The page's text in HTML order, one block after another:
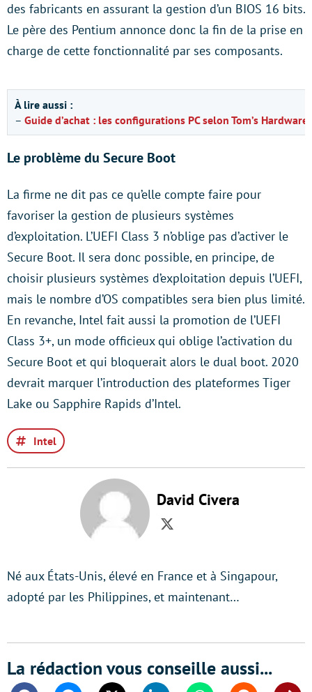
des fabricants en assurant la gestion d’un BIOS 16 bits.
Le père des Pentium annonce donc la fin de la prise en
charge de cette fonctionnalité par ses composants.
À lire aussi :
– Guide d’achat : les configurations PC selon Tom’s Hardware
Le problème du Secure Boot
La firme ne dit pas ce qu’elle compte faire pour
favoriser la gestion de plusieurs systèmes
d’exploitation. L’UEFI Class 3 n’oblige pas d’activer le
Secure Boot. Il sera donc possible, en principe, de
choisir plusieurs systèmes d’exploitation depuis l’UEFI,
mais le nombre d’OS compatibles sera bien plus limité.
En revanche, Intel fait aussi la promotion de l’UEFI
Class 3+, un mode officieux qui oblige l’activation du
Secure Boot et qui bloquerait alors le dual boot. 2020
devrait marquer l’introduction des plateformes Tiger
Lake ou Sapphire Rapids d’Intel.
Intel
David Civera
Twitter
Né aux États-Unis, élevé en France et à Singapour,
adopté par les Philippines, et maintenant…
La rédaction vous conseille aussi...